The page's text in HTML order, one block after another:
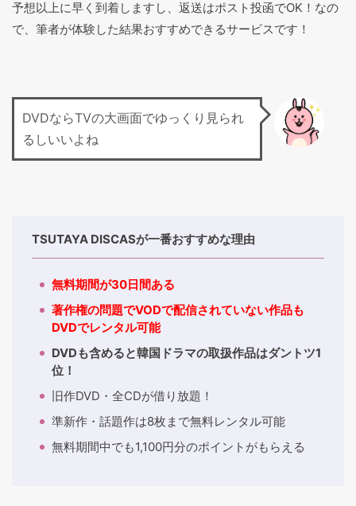
予想以上に早く到着しますし、返送はポスト投函でOK！なの
で、筆者が体験した結果おすすめできるサービスです！
DVDならTVの大画面でゆっくり見られ
るしいいよね
TSUTAYA DISCASが一番おすすめな理由
無料期間が30日間ある
著作権の問題でVODで配信されていない作品も
DVDでレンタル可能
DVDも含めると韓国ドラマの取扱作品はダントツ1
位！
旧作DVD・全CDが借り放題！
準新作・話題作は8枚まで無料レンタル可能
無料期間中でも1,100円分のポイントがもらえる